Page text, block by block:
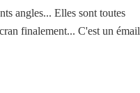
angles... Elles sont toutes
finalement... C'est un émail